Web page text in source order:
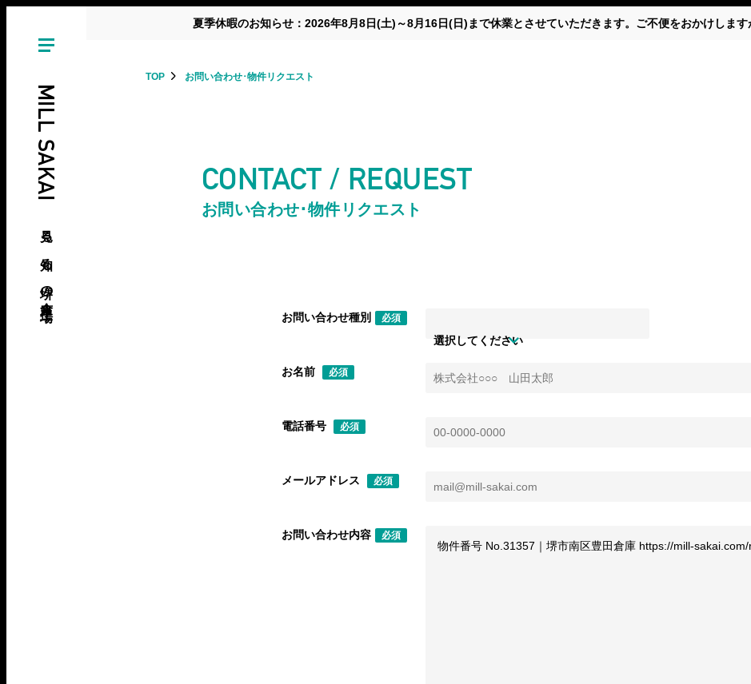
夏季休暇のお知らせ：2026年8月8日(土)～8月16日(日)まで休業とさせていただきます。ご不便をおかけします
MILL SAKAI
見る、知る、堺の倉庫･工場
TOP お問い合わせ･物件リクエスト
CONTACT / REQUEST
お問い合わせ･物件リクエスト
お問い合わせ種別 必須
選択してください
お名前 必須
電話番号 必須
メールアドレス 必須
お問い合わせ内容 必須